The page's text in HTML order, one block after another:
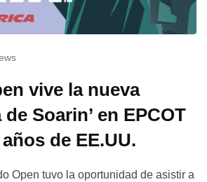
vive la nueva
Soarin’ en EPCOT
de EE.UU.
Open tuvo la oportunidad de asistir a